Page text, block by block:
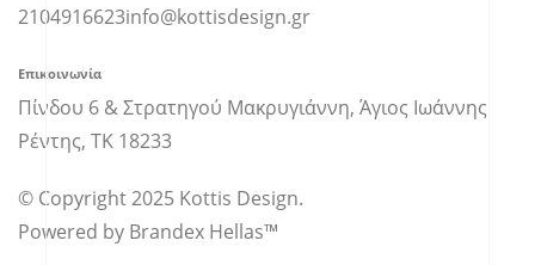
2104916623info@kottisdesign.gr
Επικοινωνία
Πίνδου 6 & Στρατηγού Μακρυγιάννη, Άγιος Ιωάννης
Ρέντης, ΤΚ 18233
© Copyright 2025 Kottis Design.
Powered by Brandex Hellas™